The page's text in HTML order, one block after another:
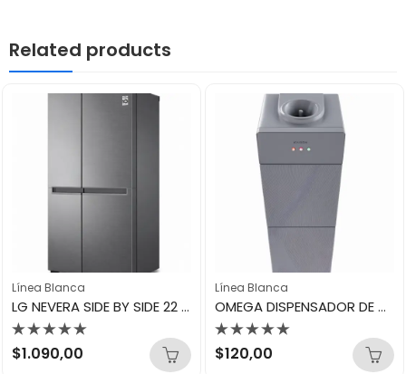
Related products
Línea Blanca
LG NEVERA SIDE BY SIDE 22 INVERTER GS65BPGK
Valorado
con
$1.090,00
Línea Blanca
OMEGA DISPENSADOR DE AGUA OWD-G2S
Valorado
con
$120,00